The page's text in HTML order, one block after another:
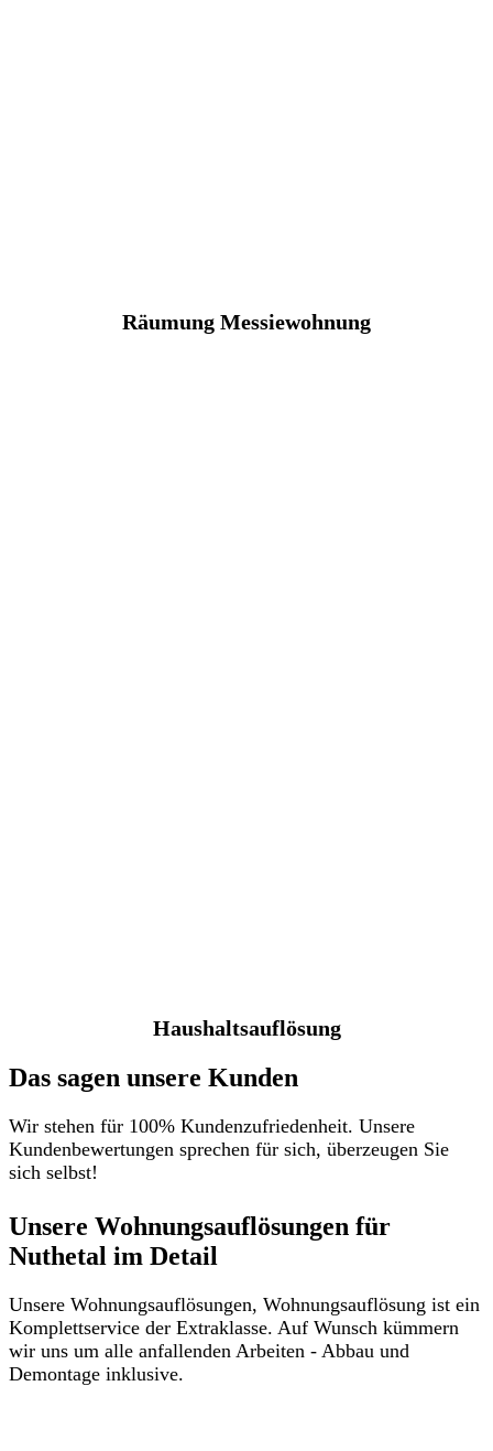
Räumung Messiewohnung
Haushaltsauflösung
Das sagen unsere Kunden
Wir stehen für 100% Kundenzufriedenheit. Unsere
Kundenbewertungen sprechen für sich, überzeugen Sie
sich selbst!
Unsere Wohnungsauflösungen für
Nuthetal im Detail​
Unsere Wohnungsauflösungen, Wohnungsauflösung ist ein
Komplettservice der Extraklasse. Auf Wunsch kümmern
wir uns um alle anfallenden Arbeiten - Abbau und
Demontage inklusive.